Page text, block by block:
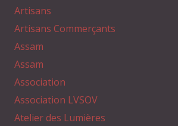
Artisans
Artisans Commerçants
Assam
Assam
Association
Association LVSOV
Atelier des Lumières